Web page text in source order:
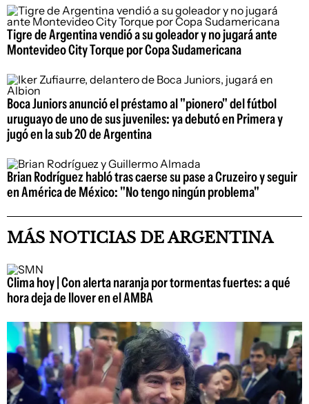
Tigre de Argentina vendió a su goleador y no jugará ante
Montevideo City Torque por Copa Sudamericana
Boca Juniors anunció el préstamo al "pionero" del fútbol
uruguayo de uno de sus juveniles: ya debutó en Primera y
jugó en la sub 20 de Argentina
Brian Rodríguez habló tras caerse su pase a Cruzeiro y seguir
en América de México: "No tengo ningún problema"
MÁS NOTICIAS DE ARGENTINA
Clima hoy | Con alerta naranja por tormentas fuertes: a qué
hora deja de llover en el AMBA